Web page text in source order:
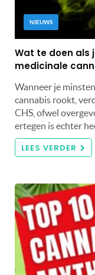
NIEUWS
Wat te doen als
medicinale
Wanneer je
cannabis rookt,
CHS, ofwel
ertegen is echter
LEES VERDER